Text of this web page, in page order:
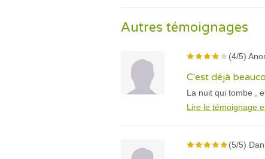
Autres témoignages
(4/5)
C'est déjà
La nuit qui tombe ,
Lire le témoignage
(5/5)